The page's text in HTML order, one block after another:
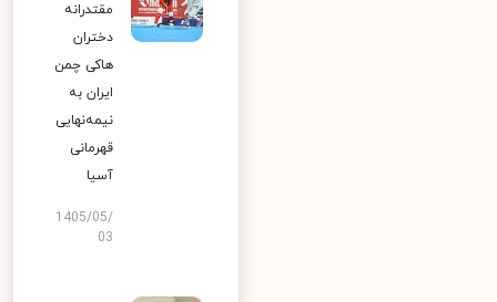
مقتدرانه
دختران
هاکی چمن
ایران به
نیمه‌نهایی
قهرمانی
آسیا
1405/05/
03